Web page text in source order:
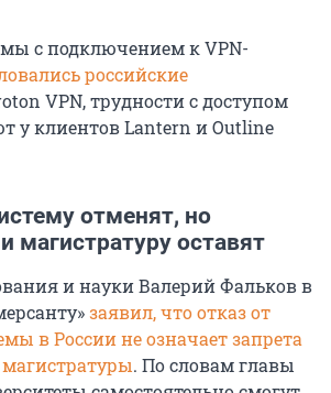
с подключением к VPN-
российские
VPN, трудности с доступом
у клиентов Lantern и Outline
отменят, но
магистратуру оставят
и науки Валерий Фальков в
заявил, что отказ от
в России не означает запрета
. По словам главы